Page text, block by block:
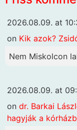
2026.08.09. at
on Kik azok?
Nem Miskolcon
2026.08.09. at
on dr. Barkai
hagyják a